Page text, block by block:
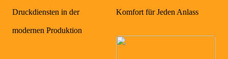
Druckdiensten in der
modernen Produktion
Komfort für Jeden Anlass